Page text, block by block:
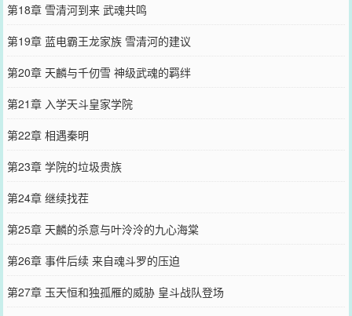
第18章 雪清河到来 武魂共鸣
第19章 蓝电霸王龙家族 雪清河的建议
第20章 天麟与千仞雪 神级武魂的羁绊
第21章 入学天斗皇家学院
第22章 相遇秦明
第23章 学院的垃圾贵族
第24章 继续找茬
第25章 天麟的杀意与叶泠泠的九心海棠
第26章 事件后续 来自魂斗罗的压迫
第27章 玉天恒和独孤雁的威胁 皇斗战队登场